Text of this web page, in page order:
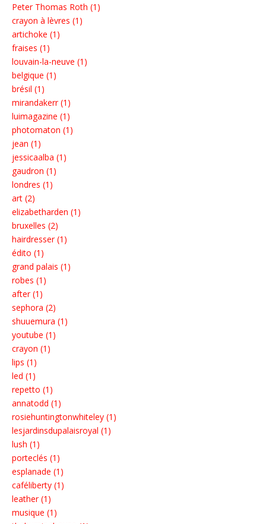
Peter Thomas Roth (1)
crayon à lèvres (1)
artichoke (1)
fraises (1)
louvain-la-neuve (1)
belgique (1)
brésil (1)
mirandakerr (1)
luimagazine (1)
photomaton (1)
jean (1)
jessicaalba (1)
gaudron (1)
londres (1)
art (2)
elizabetharden (1)
bruxelles (2)
hairdresser (1)
édito (1)
grand palais (1)
robes (1)
after (1)
sephora (2)
shuuemura (1)
youtube (1)
crayon (1)
lips (1)
led (1)
repetto (1)
annatodd (1)
rosiehuntingtonwhiteley (1)
lesjardinsdupalaisroyal (1)
lush (1)
porteclés (1)
esplanade (1)
caféliberty (1)
leather (1)
musique (1)